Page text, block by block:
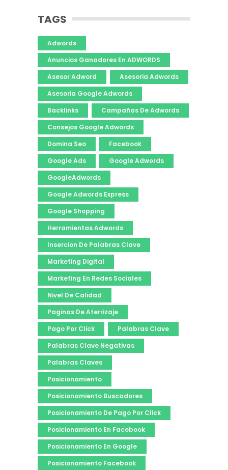
TAGS
Adwords
Anuncios Ganadores En ADWORDS
Asesor Adword
Asesoria Adwords
Asesoria Google Adwords
Backlinks
Campañas De Adwords
Consejos Google Adwords
Domina Seo
Facebook
Google Ads
Google Adwords
GoogleAdwords
Google Adwords Express
Google Shopping
Herramientas Adwords
Insercion De Palabras Clave
Marketing Digital
Marketing En Redes Sociales
Nivel De Calidad
Paginas De Aterrizaje
Pago Por Click
Palabras Clave
Palabras Clave Negativas
Palabras Claves
Posicionamiento
Posicionamiento Buscadores
Posicionamiento De Pago Por Click
Posicionamiento En Facebook
Posicionamiento En Google
Posicionamiento Facebook